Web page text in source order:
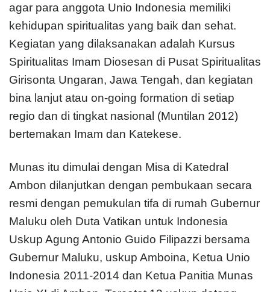
agar para anggota Unio Indonesia memiliki
kehidupan spiritualitas yang baik dan sehat.
Kegiatan yang dilaksanakan adalah Kursus
Spiritualitas Imam Diosesan di Pusat Spiritualitas
Girisonta Ungaran, Jawa Tengah, dan kegiatan
bina lanjut atau on-going formation di setiap
regio dan di tingkat nasional (Muntilan 2012)
bertemakan Imam dan Katekese.
Munas itu dimulai dengan Misa di Katedral
Ambon dilanjutkan dengan pembukaan secara
resmi dengan pemukulan tifa di rumah Gubernur
Maluku oleh Duta Vatikan untuk Indonesia
Uskup Agung Antonio Guido Filipazzi bersama
Gubernur Maluku, uskup Amboina, Ketua Unio
Indonesia 2011-2014 dan Ketua Panitia Munas